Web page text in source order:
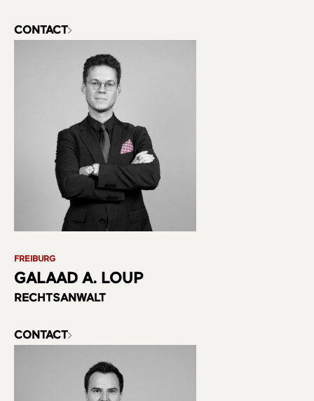
CONTACT
FREIBURG
GALAAD A. LOUP
RECHTSANWALT
CONTACT